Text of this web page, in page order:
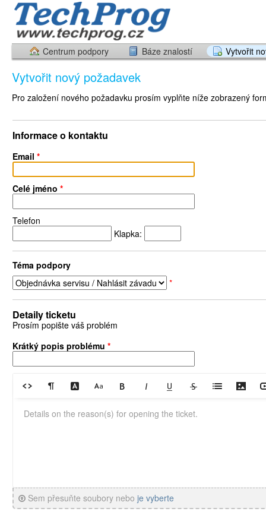
Centrum podpory Báze znalostí Vytvořit
Vytvořit nový požadavek
Pro založení nového požadavku prosím vyplňte níže zobrazený
Informace o kontaktu
Email *
Celé jméno *
Telefon
Klapka:
Téma podpory
*
Detaily ticketu
Prosím popište váš problém
Krátký popis problému *
Sem přesuňte soubory nebo je vyberte